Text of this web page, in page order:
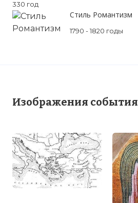
330 год
Стиль Романтизм
1790 - 1820 годы
Изображения события